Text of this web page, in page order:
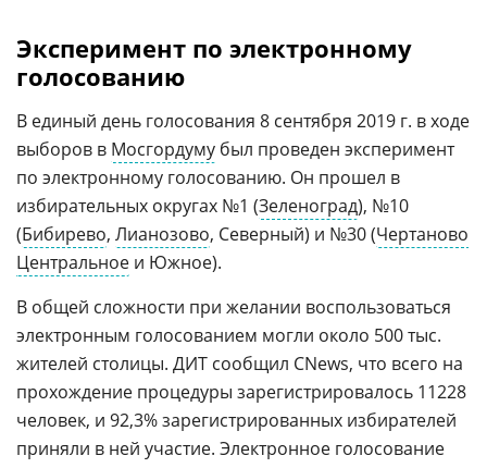
Эксперимент по электронному
голосованию
В единый день голосования 8 сентября 2019 г. в ходе
выборов в Мосгордуму был проведен эксперимент
по электронному голосованию. Он прошел в
избирательных округах №1 (Зеленоград), №10
(Бибирево, Лианозово, Северный) и №30 (Чертаново
Центральное и Южное).
В общей сложности при желании воспользоваться
электронным голосованием могли около 500 тыс.
жителей столицы. ДИТ сообщил CNews, что всего на
прохождение процедуры зарегистрировалось 11228
человек, и 92,3% зарегистрированных избирателей
приняли в ней участие. Электронное голосование